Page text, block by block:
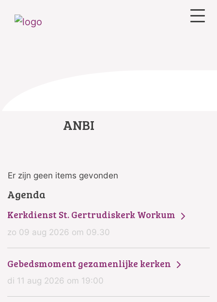
ANBI
Er zijn geen items gevonden
Agenda
Kerkdienst St. Gertrudiskerk Workum
zo 09 aug 2026 om 09.30
Gebedsmoment gezamenlijke kerken
di 11 aug 2026 om 19:00